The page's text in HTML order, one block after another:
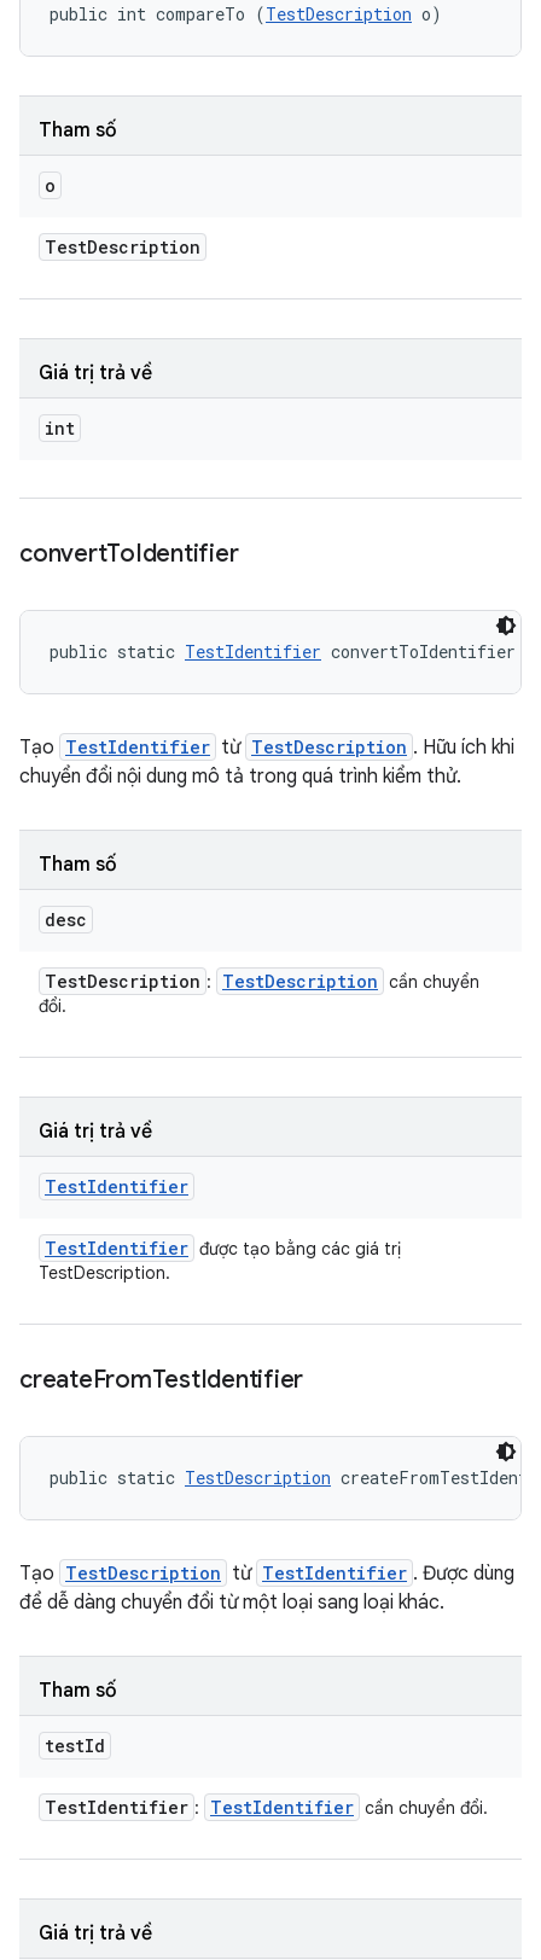
public int compareTo (TestDescription o)
Tham số
o
TestDescription
Giá trị trả về
int
convertToIdentifier
public static TestIdentifier convertToIdentifier (
Tạo TestIdentifier từ TestDescription . Hữu ích khi
chuyển đổi nội dung mô tả trong quá trình kiểm thử.
Tham số
desc
TestDescription : TestDescription cần chuyển
đổi.
Giá trị trả về
TestIdentifier
TestIdentifier được tạo bằng các giá trị
TestDescription.
createFromTestIdentifier
public static TestDescription
Tạo TestDescription từ TestIdentifier . Được dùng
để dễ dàng chuyển đổi từ một loại sang loại khác.
Tham số
testId
TestIdentifier : TestIdentifier cần chuyển đổi.
Giá trị trả về